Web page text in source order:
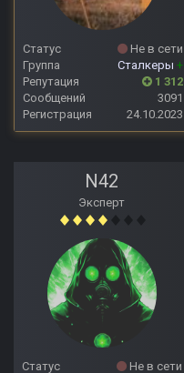
Статус
Не в сети
Группа
Сталкеры +
Репутация
1 312
Сообщений
3091
Регистрация
24.10.2023
N42
Эксперт
Статус
Не в сети